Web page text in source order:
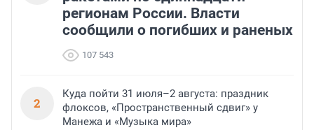
регионам России. Власти
сообщили о погибших и раненых
107 543
2
Куда пойти 31 июля–2 августа: праздник
флоксов, «Пространственный сдвиг» у
Манежа и «Музыка мира»